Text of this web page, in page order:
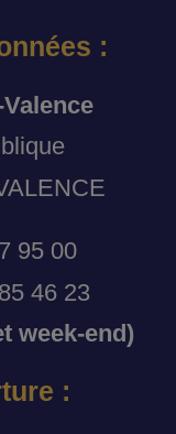
:
95 00
46 23
week-end)
: